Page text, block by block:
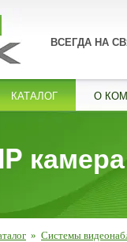
ВСЕГДА НА
КАТАЛОГ О
» Системы